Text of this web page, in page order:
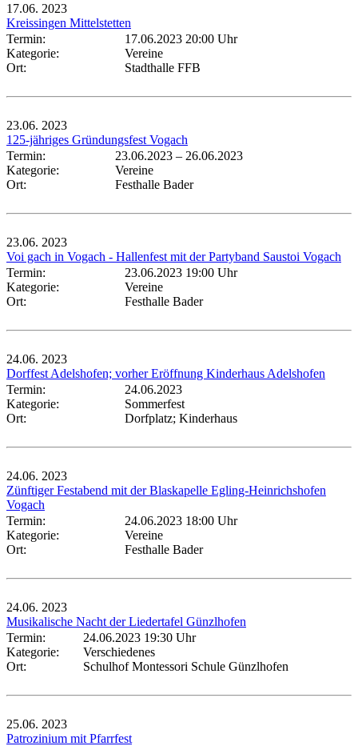
17.06. 2023
Kreissingen Mittelstetten
Termin:
17.06.2023 20:00 Uhr
Kategorie:
Vereine
Ort:
Stadthalle FFB
23.06. 2023
125-jähriges Gründungsfest Vogach
Termin:
23.06.2023 – 26.06.2023
Kategorie:
Vereine
Ort:
Festhalle Bader
23.06. 2023
Voi gach in Vogach - Hallenfest mit der Partyband Saustoi Vogach
Termin:
23.06.2023 19:00 Uhr
Kategorie:
Vereine
Ort:
Festhalle Bader
24.06. 2023
Dorffest Adelshofen; vorher Eröffnung Kinderhaus Adelshofen
Termin:
24.06.2023
Kategorie:
Sommerfest
Ort:
Dorfplatz; Kinderhaus
24.06. 2023
Zünftiger Festabend mit der Blaskapelle Egling-Heinrichshofen
Vogach
Termin:
24.06.2023 18:00 Uhr
Kategorie:
Vereine
Ort:
Festhalle Bader
24.06. 2023
Musikalische Nacht der Liedertafel Günzlhofen
Termin:
24.06.2023 19:30 Uhr
Kategorie:
Verschiedenes
Ort:
Schulhof Montessori Schule Günzlhofen
25.06. 2023
Patrozinium mit Pfarrfest